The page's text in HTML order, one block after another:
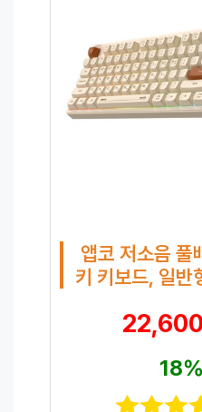
앱코 저소음
키 키보드, 일